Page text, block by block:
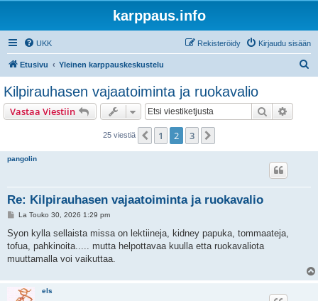
karppaus.info
UKK Kirjaudu sisään
Rekisteröidy
Etusivu Yleinen karppauskeskustelu
Kilpirauhasen vajaatoiminta ja ruokavalio
Vastaa Viestiin Etsi
25 viestiä Edellinen
1 2 3
pangolin
Re: Kilpirauhasen vajaatoiminta ja ruokavalio
V
e
s
t
i
La Touko 30, 2026 1:29 pm
Syon kylla sellaista missa on lektiineja, kidney papuka, tommaateja,
tofua, pahkinoita..... mutta helpottavaa kuulla etta ruokavaliota
muuttamalla voi vaikuttaa.
els